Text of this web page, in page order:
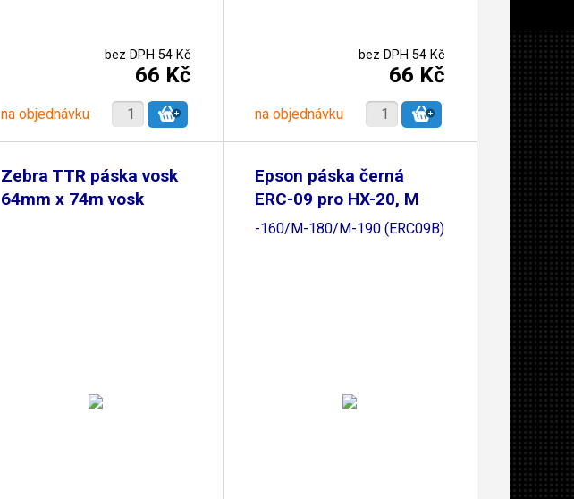
bez DPH 54 Kč
66 Kč
na objednávku
bez DPH 54 Kč
66 Kč
na objednávku
Zebra TTR páska vosk
64mm x 74m vosk
Epson páska černá
ERC-09 pro HX-20, M
-160/M-180/M-190 (ERC09B)